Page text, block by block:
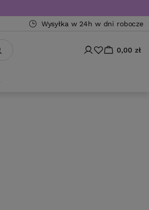
Wysyłka w 24h w dni robocze
0,00 zł